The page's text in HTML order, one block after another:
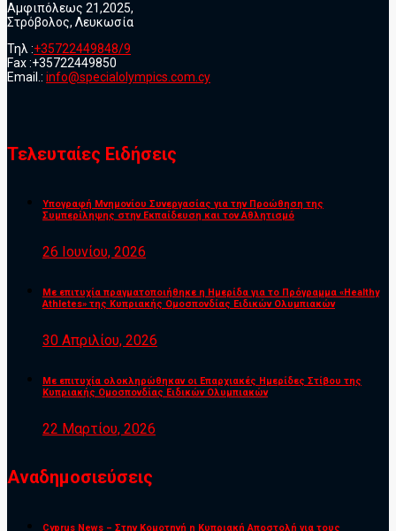
Αμφιπόλεως 21,2025,
Στρόβολος, Λευκωσία
Τηλ :+35722449848/9
Fax :+35722449850
Email.: info@specialolympics.com.cy
Τελευταίες Ειδήσεις
Υπογραφή Μνημονίου Συνεργασίας για την Προώθηση της
Συμπερίληψης στην Εκπαίδευση και τον Αθλητισμό
26 Ιουνίου, 2026
Με επιτυχία πραγματοποιήθηκε η Ημερίδα για το Πρόγραμμα «Healthy
Athletes» της Κυπριακής Ομοσπονδίας Ειδικών Ολυμπιακών
30 Απριλίου, 2026
Με επιτυχία ολοκληρώθηκαν οι Επαρχιακές Ημερίδες Στίβου της
Κυπριακής Ομοσπονδίας Ειδικών Ολυμπιακών
22 Μαρτίου, 2026
Αναδημοσιεύσεις
Cyprus News – Στην Κομοτηνή η Κυπριακή Αποστολή για τους